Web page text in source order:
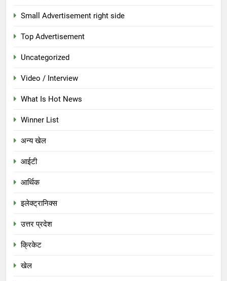
Small Advertisement right side
Top Advertisement
Uncategorized
Video / Interview
What Is Hot News
Winner List
अन्य खेल
आईटी
आर्थिक
इलेक्ट्रानिक्स
उत्तर प्रदेश
क्रिकेट
खेल